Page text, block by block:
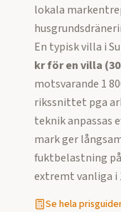
lokala
En typisk villa i
kr för en villa
motsvarande 1
rikssnittet pga
teknik anpassas
mark ger
fuktbelastning
extremt vanliga i
Se hela